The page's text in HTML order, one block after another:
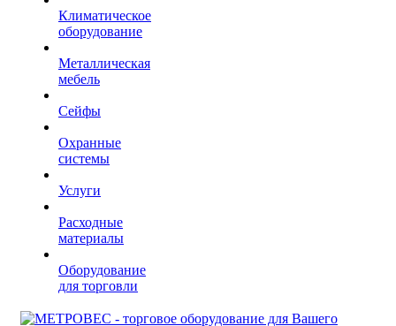
Климатическое
оборудование
Металлическая
мебель
Сейфы
Охранные
системы
Услуги
Расходные
материалы
Оборудование
для торговли